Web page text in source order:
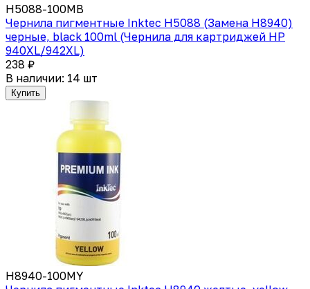
H5088-100МВ
Чернила пигментные Inktec Н5088 (Замена H8940)
черные, black 100ml (Чернила для картриджей HP
940XL/942XL)
238 ₽
В наличии: 14 шт
Купить
H8940-100MY